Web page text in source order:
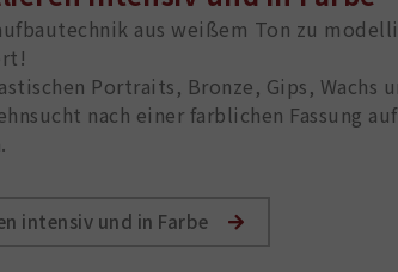
aus weißem Ton zu
Portraits, Bronze, Gips, Wachs
nach einer farblichen Fassung
intensiv und in Farbe